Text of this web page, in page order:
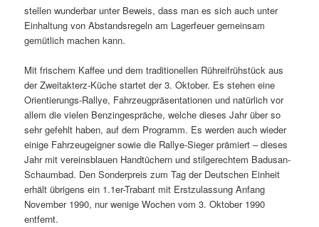
stellen wunderbar unter Beweis, dass man es sich auch unter
Einhaltung von Abstandsregeln am Lagerfeuer gemeinsam
gemütlich machen kann.
Mit frischem Kaffee und dem traditionellen Rühreifrühstück aus
der Zweitakterz-Küche startet der 3. Oktober. Es stehen eine
Orientierungs-Rallye, Fahrzeugpräsentationen und natürlich vor
allem die vielen Benzingespräche, welche dieses Jahr über so
sehr gefehlt haben, auf dem Programm. Es werden auch wieder
einige Fahrzeugeigner sowie die Rallye-Sieger prämiert – dieses
Jahr mit vereinsblauen Handtüchern und stilgerechtem Badusan-
Schaumbad. Den Sonderpreis zum Tag der Deutschen Einheit
erhält übrigens ein 1.1er-Trabant mit Erstzulassung Anfang
November 1990, nur wenige Wochen vom 3. Oktober 1990
entfernt.